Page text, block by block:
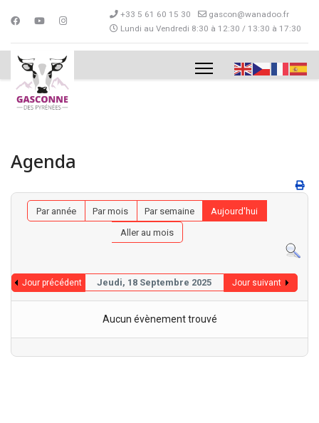
+33 5 61 60 15 30
gascon@wanadoo.fr
Lundi au Vendredi 8:30 à 12:30 / 13:30 à 17:30
Agenda
Par année Par mois Par semaine
Aujourd'hui
Aller au mois
Jour précédent Jeudi, 18 Septembre 2025 Jour suivant
Aucun évènement trouvé